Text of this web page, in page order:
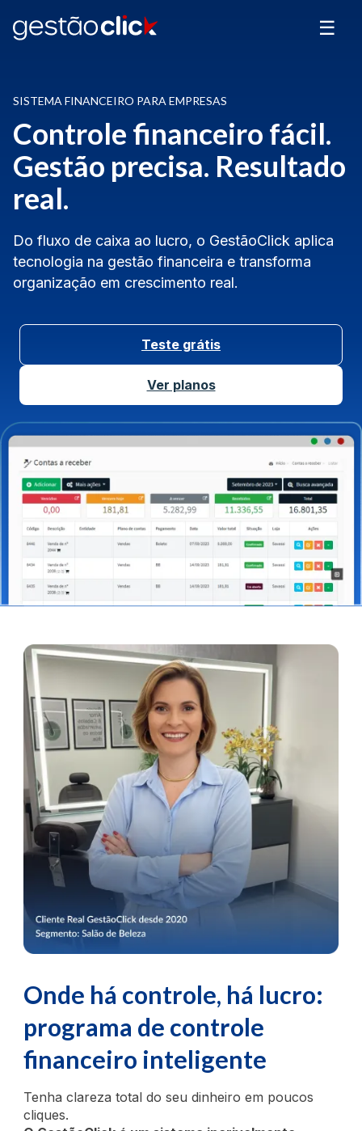
☰
SISTEMA FINANCEIRO PARA EMPRESAS
Controle financeiro fácil.
Gestão precisa. Resultado
real.
Do fluxo de caixa ao lucro, o GestãoClick aplica
tecnologia na gestão financeira e transforma
organização em crescimento real.
Teste grátis
Ver planos
Onde há controle, há lucro:
programa de controle
financeiro inteligente
Tenha clareza total do seu dinheiro em poucos
cliques.